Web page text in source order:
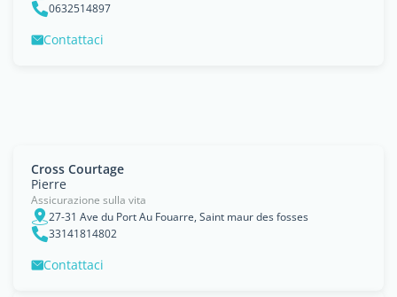
0632514897
Contattaci
Cross Courtage
Pierre
Assicurazione sulla vita
27-31 Ave du Port Au Fouarre, Saint maur des fosses
33141814802
Contattaci